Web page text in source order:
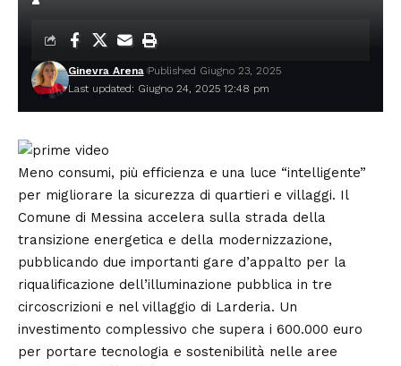
Last updated: Giugno 24, 2025 12:48 pm
Ginevra Arena Published Giugno 23, 2025
Meno consumi, più efficienza e una luce “intelligente”
per migliorare la sicurezza di quartieri e villaggi. Il
Comune di Messina accelera sulla strada della
transizione energetica e della modernizzazione,
pubblicando due importanti gare d’appalto per la
riqualificazione dell’illuminazione pubblica in tre
circoscrizioni e nel villaggio di Larderia. Un
investimento complessivo che supera i 600.000 euro
per portare tecnologia e sostenibilità nelle aree